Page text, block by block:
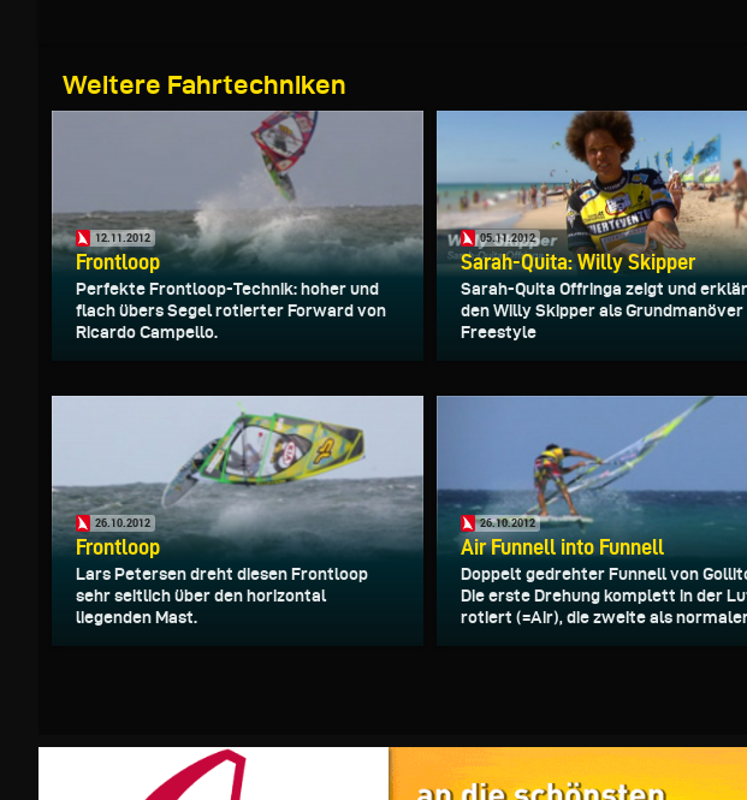
Weitere Fahrtechniken
12.11.2012
Frontloop
Perfekte Frontloop-Technik: hoher und
flach übers Segel rotierter Forward von
Ricardo Campello.
05.11.2012
Sarah-Quita: Willy Skipper
Sarah-Quita Offringa zeigt und
den Willy Skipper als Grundmanöver
Freestyle
26.10.2012
Frontloop
Lars Petersen dreht diesen Frontloop
sehr seitlich über den horizontal
liegenden Mast.
26.10.2012
Air Funnell into Funnell
Doppelt gedrehter Funnell von
Die erste Drehung komplett in der
rotiert (=Air), die zweite als